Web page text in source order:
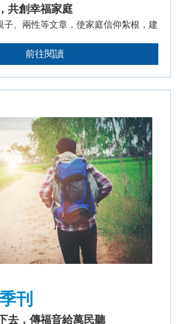
共創幸福家庭
子、兩性等文章，使家庭信仰紮根，建
前往閱讀
刊
去，傳福音給萬民聽